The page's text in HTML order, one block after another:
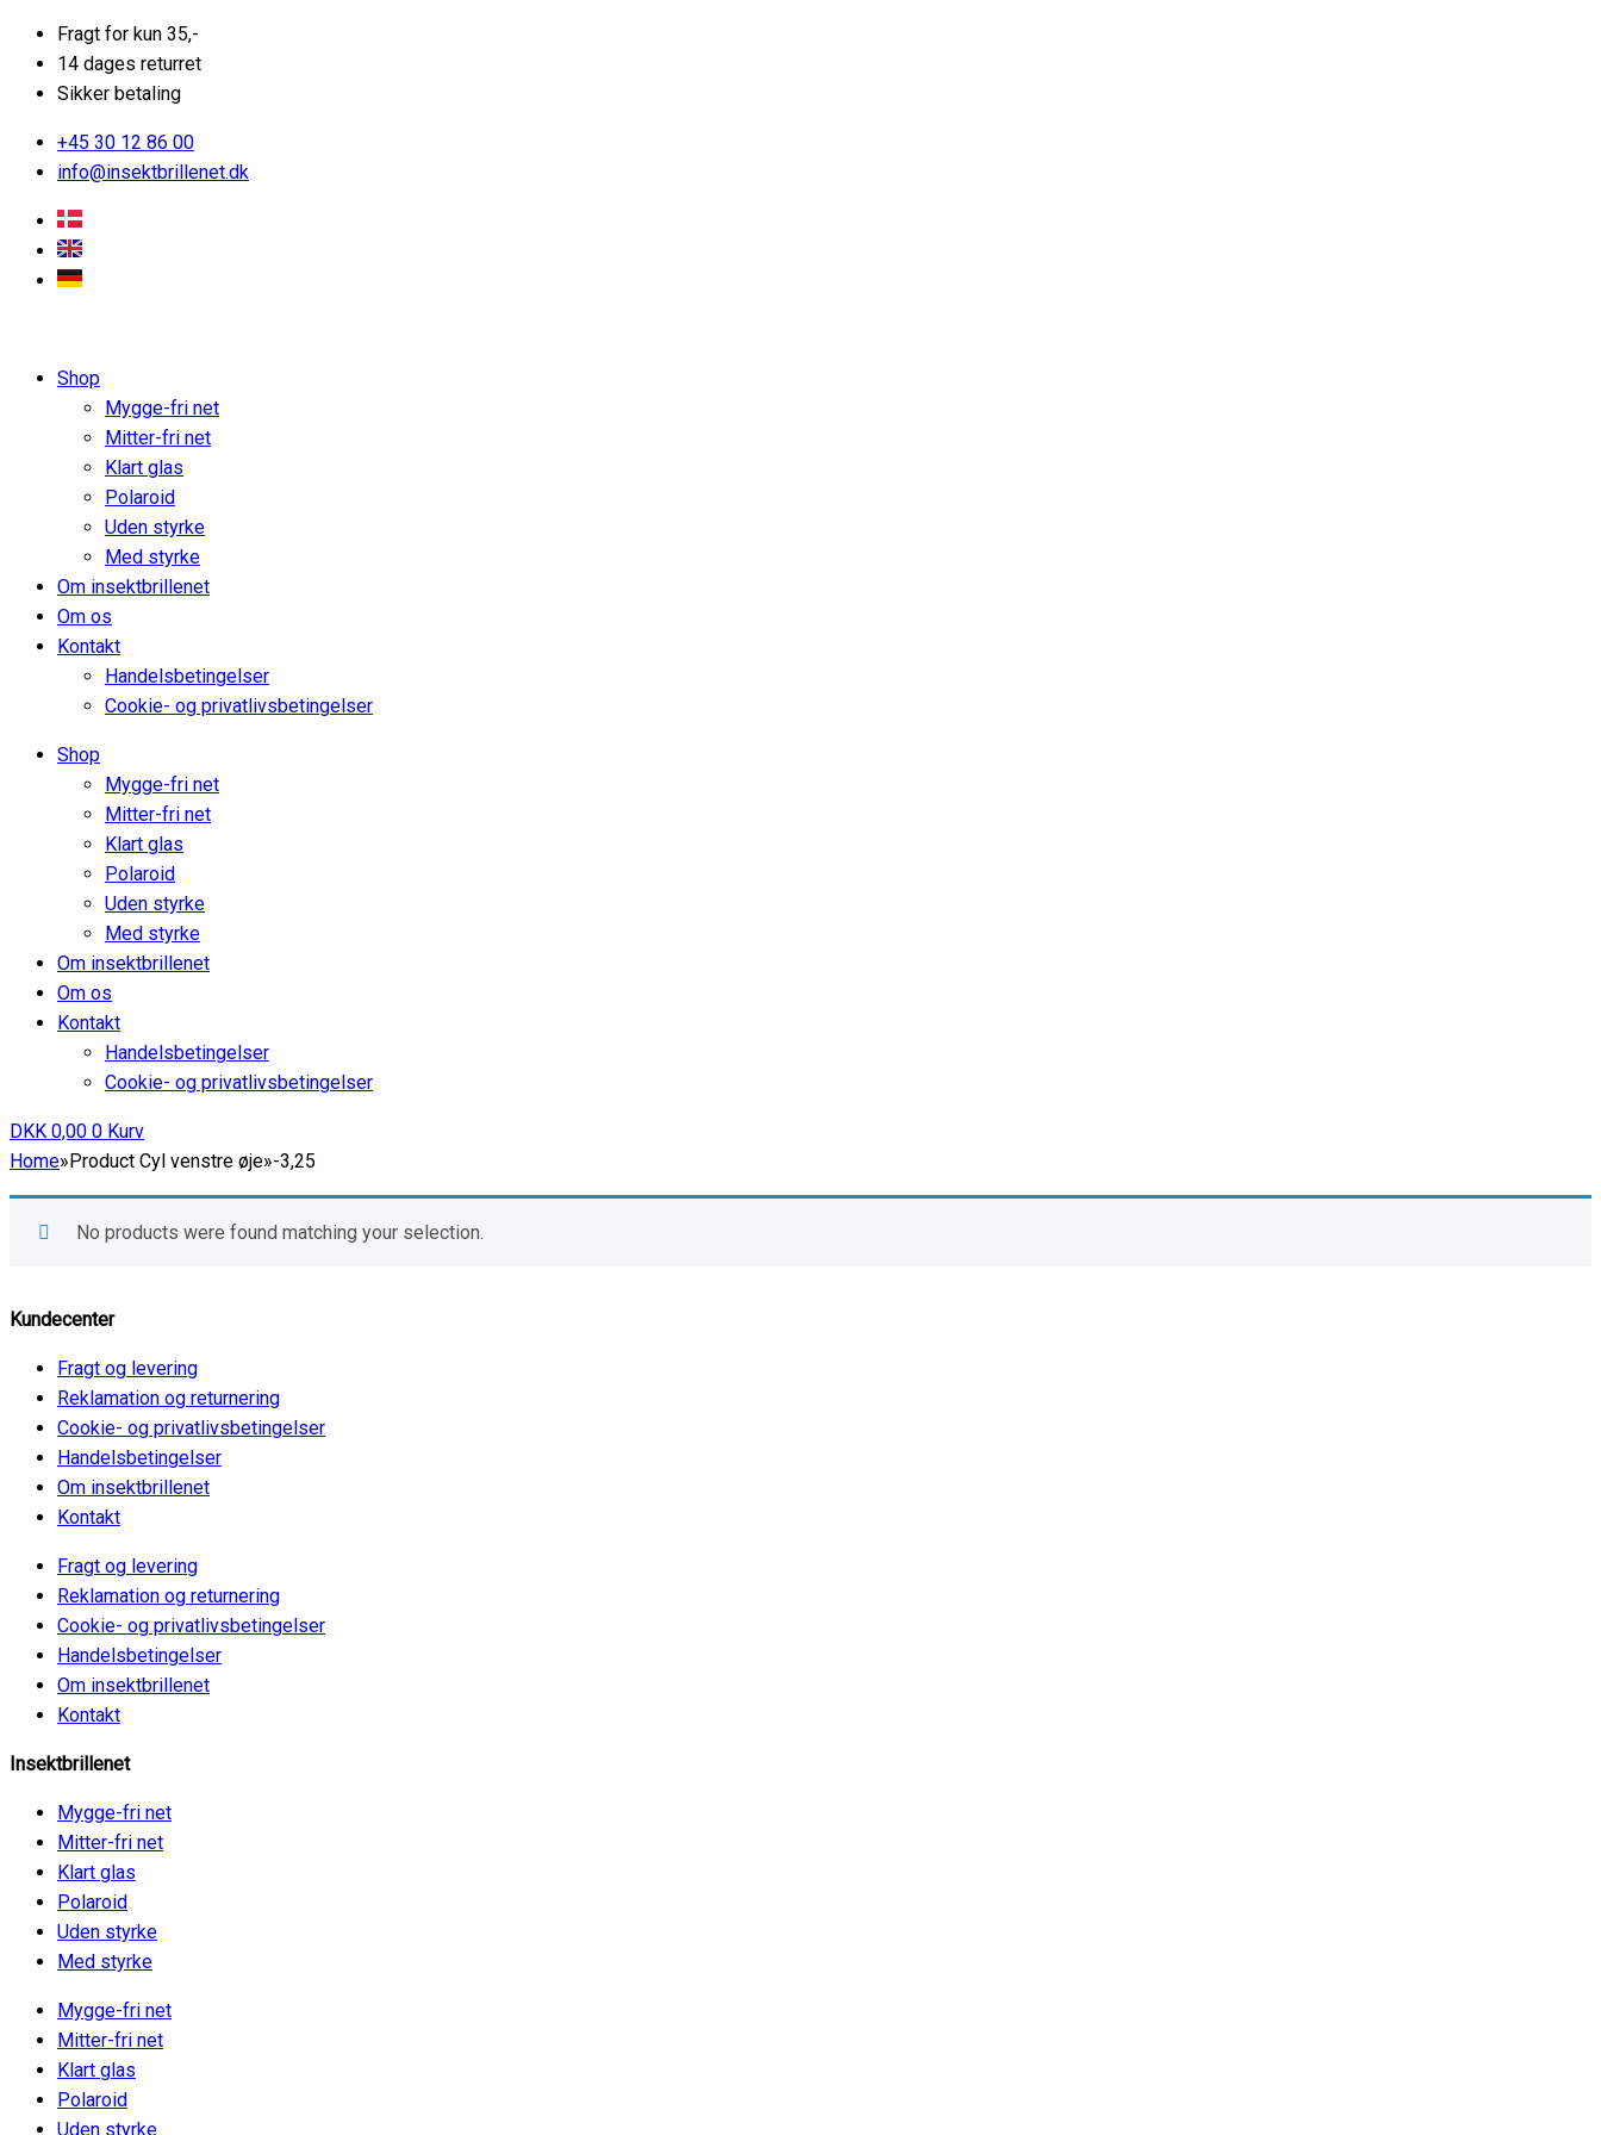
Fragt for kun 35,-
14 dages returret
Sikker betaling
+45 30 12 86 00
info@insektbrillenet.dk
Shop
Mygge-fri net
Mitter-fri net
Klart glas
Polaroid
Uden styrke
Med styrke
Om insektbrillenet
Om os
Kontakt
Handelsbetingelser
Cookie- og privatlivsbetingelser
Shop
Mygge-fri net
Mitter-fri net
Klart glas
Polaroid
Uden styrke
Med styrke
Om insektbrillenet
Om os
Kontakt
Handelsbetingelser
Cookie- og privatlivsbetingelser
DKK 0,00 0 Kurv
Home»Product Cyl venstre øje»-3,25
No products were found matching your selection.
Kundecenter
Fragt og levering
Reklamation og returnering
Cookie- og privatlivsbetingelser
Handelsbetingelser
Om insektbrillenet
Kontakt
Fragt og levering
Reklamation og returnering
Cookie- og privatlivsbetingelser
Handelsbetingelser
Om insektbrillenet
Kontakt
Insektbrillenet
Mygge-fri net
Mitter-fri net
Klart glas
Polaroid
Uden styrke
Med styrke
Mygge-fri net
Mitter-fri net
Klart glas
Polaroid
Uden styrke